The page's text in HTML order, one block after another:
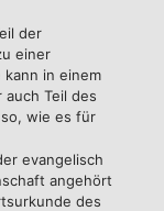
der
einer
kann in einem
Teil des
wie es für
evangelisch
angehört
des